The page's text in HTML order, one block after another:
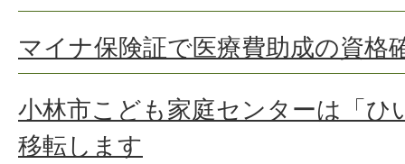
マイナ保険証で医療費助成の資格
小林市こども家庭センターは「ひ
移転します